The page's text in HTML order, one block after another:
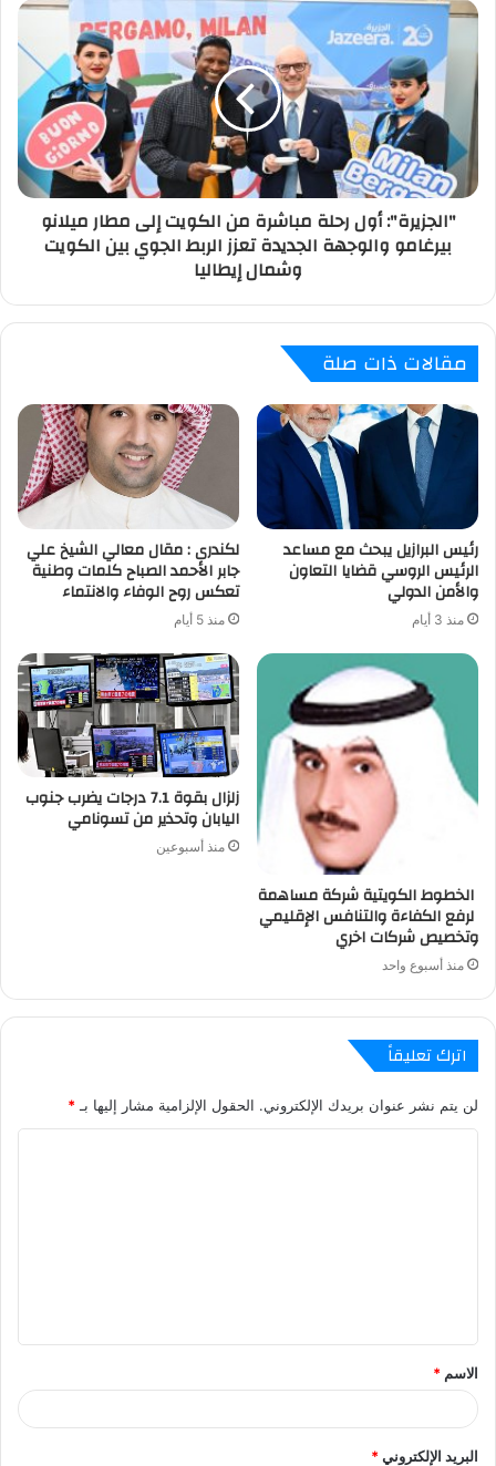
"الجزيرة": أول رحلة مباشرة من الكويت إلى مطار ميلانو
بيرغامو والوجهة الجديدة تعزز الربط الجوي بين الكويت
وشمال إيطاليا
مقالات ذات صلة
رئيس البرازيل يبحث مع مساعد
الرئيس الروسي قضايا التعاون
والأمن الدولي
منذ 3 أيام
لكندرى : مقال معالي الشيخ علي
جابر الأحمد الصباح كلمات وطنية
تعكس روح الوفاء والانتماء
منذ 5 أيام
الخطوط الكويتية شركة مساهمة
لرفع الكفاءة والتنافس الإقليمي
وتخصيص شركات اخري
منذ أسبوع واحد
زلزال بقوة 7.1 درجات يضرب جنوب
اليابان وتحذير من تسونامي
منذ أسبوعين
اترك تعليقاً
لن يتم نشر عنوان بريدك الإلكتروني. الحقول الإلزامية مشار إليها بـ *
ق
الاسم *
البريد الإلكتروني*